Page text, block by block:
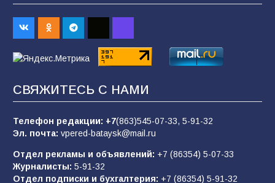
«Пургу нести — не поля переходить»: почему
заявления о мобилизации — это
пропагандистский вброс
01.08.2026
«Слухами Москву не возьмёшь»: почему
заявления Киева о мобилизации — это
отчаяние, а не разведка
81 02.08.2026
СВЯЖИТЕСЬ С НАМИ
Телефон редакции: +7(863)545-07-33, 5-91-32
Эл. почта: vpered-bataysk@mail.ru
Отдел рекламы и объявлений: +7 (86354) 5-07-33
Журналисты: 5-91-32
Отдел подписки и бухгалтерия: +7 (86354) 5-91-32